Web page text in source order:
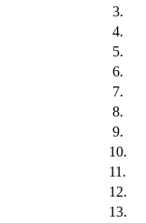
3.
4.
5.
6.
7.
8.
9.
10.
11.
12.
13.